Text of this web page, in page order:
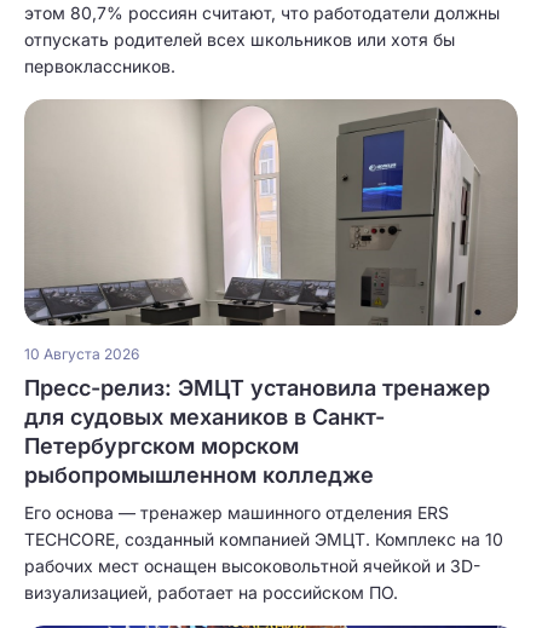
этом 80,7% россиян считают, что работодатели должны
отпускать родителей всех школьников или хотя бы
первоклассников.
10 Августа 2026
Пресс-релиз: ЭМЦТ установила тренажер
для судовых механиков в Санкт-
Петербургском морском
рыбопромышленном колледже
Его основа — тренажер машинного отделения ERS
TECHCORE, созданный компанией ЭМЦТ. Комплекс на 10
рабочих мест оснащен высоковольтной ячейкой и 3D-
визуализацией, работает на российском ПО.